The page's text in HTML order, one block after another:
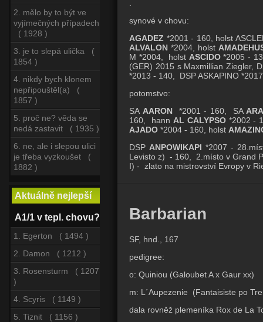
2. mělo by to být ve
vyjímečných případech
( 1928 )
3. je to slepá ulička (
1854 )
4. nikdy bych klonem
nepřipouštěl(a) (
1857 )
5. proč ne? věda se
nedá zastavit ( 1935 )
6. ne, ale i slepou ulici
je třeba vyzkoušet (
1882 )
Aktuálně nejlepší
A1/1 v tepl. chovu?
1. Egerton ( 1494 )
2. Damon ( 1212 )
3. Rosensturm ( 1207
)
4. Scyris ( 1149 )
5. Tiznit ( 1156 )
synové v chovu:
AGADEZ *2001 - 160, holst
ALVALON *2004, holst
M *2004, holst ASCIDO*2005 -
(GER) 2015 s Maxmillian Ziegler,
*2013 - 140, DSP ASKAPINO
potomstvo:
SA AARON*2001 - 160, SA
160, hann AL CALYPSO*2002 -
AJADO *2004 - 160, holst
DSP ANPOWIKAPI *2007 -
Levisto z) - 160, 2.místo v Grand
I) - zlato na mistrovství Evropy v
Barbarian
SF, hnd., 167
pedigree:
o: Quiniou (Galoubet A x Gaur xx)
m: L´Aupezenie (Fantaisiste po
dala rovněž plemeníka Rox de La